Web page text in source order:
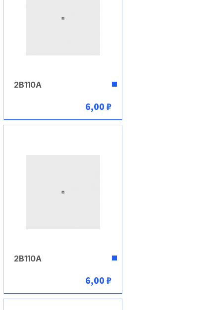
В корзину
2В110А
6,00 ₽
В корзину
2В110А
6,00 ₽